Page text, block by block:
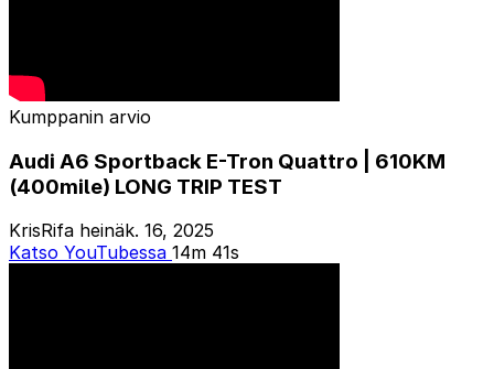
Kumppanin arvio
Audi A6 Sportback E-Tron Quattro | 610KM
(400mile) LONG TRIP TEST
KrisRifa heinäk. 16, 2025
Katso YouTubessa 14m 41s